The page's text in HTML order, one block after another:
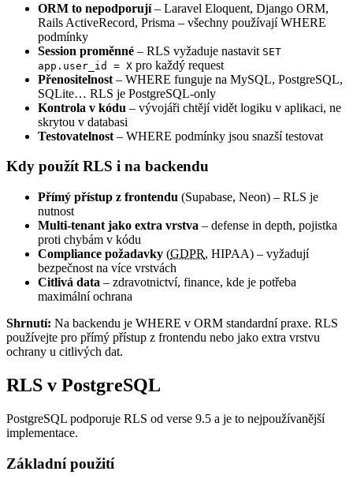
ORM to nepodporují– Laravel Eloquent, Django ORM,
Rails ActiveRecord, Prisma – všechny používají WHERE
podmínky
Session proměnné – RLS vyžaduje nastavit SET
app.user_id = X pro každý request
Přenositelnost – WHERE funguje na MySQL, PostgreSQL,
SQLite… RLS je PostgreSQL-only
Kontrola v kódu – vývojáři chtějí vidět logiku v aplikaci, ne
skrytou v databasi
Testovatelnost – WHERE podmínky jsou snazší testovat
Kdy použít RLS i na backendu
Přímý přístup z frontendu (Supabase, Neon) – RLS je
nutnost
Multi-tenant jako extra vrstva – defense in depth, pojistka
proti chybám v kódu
Compliance požadavky (GDPR, HIPAA) – vyžadují
bezpečnost na více vrstvách
Citlivá data – zdravotnictví, finance, kde je potřeba
maximální ochrana
Shrnutí: Na backendu je WHERE v ORM standardní praxe. RLS
používejte pro přímý přístup z frontendu nebo jako extra vrstvu
ochrany u citlivých dat.
RLS v PostgreSQL
PostgreSQL podporuje RLS od verse 9.5 a je to nejpoužívanější
implementace.
Základní použití